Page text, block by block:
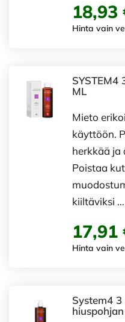
18,93
Hinta vain
SYSTEM4
ML
Mieto
käyttöön.
herkkää ja
Poistaa
kiiltäviksi …
17,91
Hinta vain
System4